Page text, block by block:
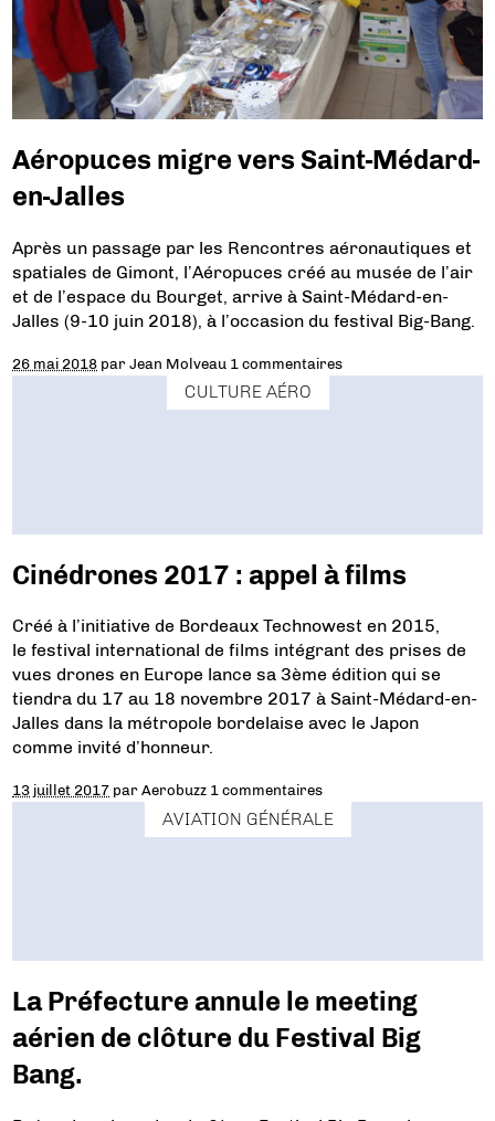
Aéropuces migre vers Saint-Médard-
en-Jalles
Après un passage par les Rencontres aéronautiques et
spatiales de Gimont, l’Aéropuces créé au musée de l’air
et de l’espace du Bourget, arrive à Saint-Médard-en-
Jalles (9-10 juin 2018), à l’occasion du festival Big-Bang.
26 mai 2018 parJean Molveau 1 commentaires
CULTURE AÉRO
Cinédrones 2017 : appel à films
Créé à l’initiative de Bordeaux Technowest en 2015,
le festival international de films intégrant des prises de
vues drones en Europe lance sa 3ème édition qui se
tiendra du 17 au 18 novembre 2017 à Saint-Médard-en-
Jalles dans la métropole bordelaise avec le Japon
comme invité d’honneur.
13 juillet 2017 parAerobuzz 1 commentaires
AVIATION GÉNÉRALE
La Préfecture annule le meeting
aérien de clôture du Festival Big
Bang.